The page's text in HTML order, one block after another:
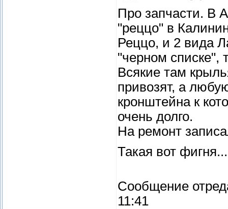
Про запчасти. В
"реццо" в
Реццо, и 2 вида
"черном списке",
Всякие там
привозят, а
кронштейна к
очень долго.
На ремонт
Такая вот фигня...
Сообщение
11:41